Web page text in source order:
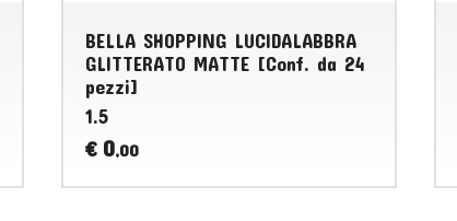
BELLA SHOPPING LUCIDALABBRA
GLITTERATO MATTE [Conf. da 24
pezzi]
1.5
€ 0,00